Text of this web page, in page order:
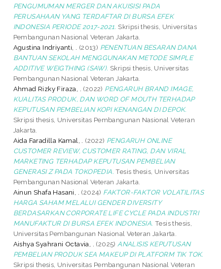
PENGUMUMAN MERGER DAN AKUISISI PADA
PERUSAHAAN YANG TERDAFTAR DI BURSA EFEK
INDONESIA PERIODE 2017-2021. Skripsi thesis, Universitas
Pembangunan Nasional Veteran Jakarta.
Agustina Indriyanti, .
(2013) PENENTUAN BESARAN DANA
BANTUAN SEKOLAH MENGGUNAKAN METODE SIMPLE
ADDITIVE WEIGTHING (SAW). Skripsi thesis, Universitas
Pembangunan Nasional Veteran Jakarta.
Ahmad Rizky Firaza, .
(2022) PENGARUH BRAND IMAGE,
KUALITAS PRODUK, DAN WORD OF MOUTH TERHADAP
KEPUTUSAN PEMBELIAN KOPI KENANGAN DI DEPOK.
Skripsi thesis, Universitas Pembangunan Nasional Veteran
Jakarta.
Aida Faradilla Kamal, .
(2022) PENGARUH ONLINE
CUSTOMER REVIEW, CUSTOMER RATING, DAN VIRAL
MARKETING TERHADAP KEPUTUSAN PEMBELIAN
GENERASI Z PADA TOKOPEDIA. Tesis thesis, Universitas
Pembangunan Nasional Veteran Jakarta.
Ainun Shafa Hasani, .
(2024) FAKTOR-FAKTOR VOLATILITAS
HARGA SAHAM MELALUI GENDER DIVERSITY
BERDASARKAN CORPORATE LIFE CYCLE PADA INDUSTRI
MANUFAKTUR DI BURSA EFEK INDONESIA. Tesis thesis,
Universitas Pembangunan Nasional Veteran Jakarta.
Aishya Syahrani Octavia, .
(2025) ANALISIS KEPUTUSAN
PEMBELIAN PRODUK SEA MAKEUP DI PLATFORM TIK TOK.
Skripsi thesis, Universitas Pembangunan Nasional Veteran